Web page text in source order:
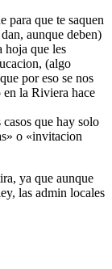
para que te saquen
aunque deben)
hoja que les
(algo
por eso se nos
la Riviera hace
que hay solo
o «invitacion
ya que aunque
las admin locales